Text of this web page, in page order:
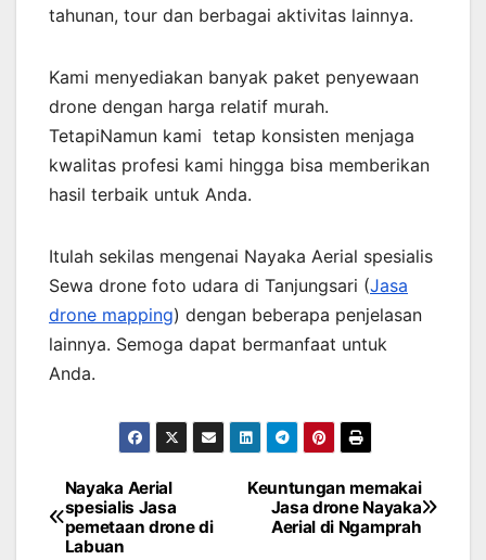
tahunan, tour dan berbagai aktivitas lainnya.
Kami menyediakan banyak paket penyewaan
drone dengan harga relatif murah.
TetapiNamun kami tetap konsisten menjaga
kwalitas profesi kami hingga bisa memberikan
hasil terbaik untuk Anda.
Itulah sekilas mengenai Nayaka Aerial spesialis
Sewa drone foto udara di Tanjungsari (Jasa
drone mapping) dengan beberapa penjelasan
lainnya. Semoga dapat bermanfaat untuk
Anda.
Post
navigation
Keuntungan memakai
Jasa drone Nayaka
Aerial di Ngamprah
Nayaka Aerial
spesialis Jasa
pemetaan drone di
Labuan